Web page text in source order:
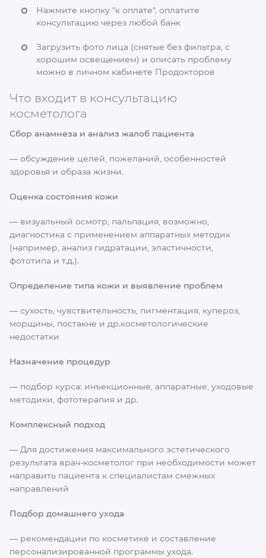
Нажмите кнопку "к оплате", оплатите
консультацию через любой банк
Загрузить фото лица (снятые без фильтра, с
хорошим освещением) и описать проблему
можно в личном кабинете Продокторов
Что входит в консультацию
косметолога
Сбор анамнеза и анализ жалоб пациента
— обсуждение целей, пожеланий, особенностей
здоровья и образа жизни.
Оценка состояния кожи
— визуальный осмотр, пальпация, возможно,
диагностика с применением аппаратных методик
(например, анализ гидратации, эластичности,
фототипа и т.д.).
Определение типа кожи и выявление проблем
— сухость, чувствительность, пигментация, купероз,
морщины, постакне и др.косметологические
недостатки
Назначение процедур
— подбор курса: инъекционные, аппаратные, уходовые
методики, фототерапия и др.
Комплексный подход
— Для достижения максимального эстетического
результата врач-косметолог при необходимости может
направить пациента к специалистам смежных
направлений
Подбор домашнего ухода
— рекомендации по косметике и составление
персонализированной программы ухода.